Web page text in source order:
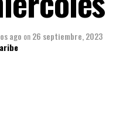
ago on26 septiembre, 2023